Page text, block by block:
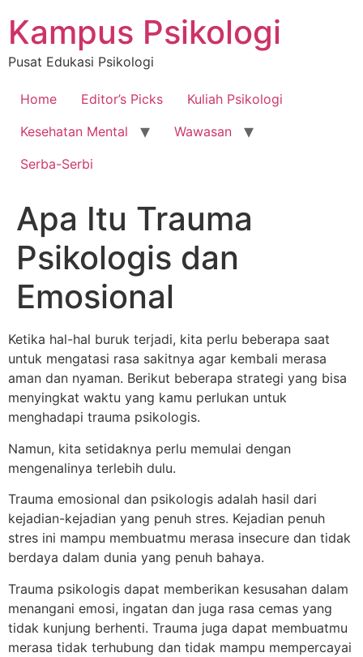
content
Kampus Psikologi
Pusat Edukasi Psikologi
Home Editor’s Picks
Kuliah Psikologi
Kesehatan Mental
Wawasan
Serba-Serbi
Apa Itu Trauma
Psikologis dan
Emosional
Ketika hal-hal buruk terjadi, kita perlu beberapa saat
untuk mengatasi rasa sakitnya agar kembali merasa
aman dan nyaman. Berikut beberapa strategi yang bisa
menyingkat waktu yang kamu perlukan untuk
menghadapi trauma psikologis.
Namun, kita setidaknya perlu memulai dengan
mengenalinya terlebih dulu.
Trauma emosional dan psikologis adalah hasil dari
kejadian-kejadian yang penuh stres. Kejadian penuh
stres ini mampu membuatmu merasa insecure dan tidak
berdaya dalam dunia yang penuh bahaya.
Trauma psikologis dapat memberikan kesusahan dalam
menangani emosi, ingatan dan juga rasa cemas yang
tidak kunjung berhenti. Trauma juga dapat membuatmu
merasa tidak terhubung dan tidak mampu mempercayai